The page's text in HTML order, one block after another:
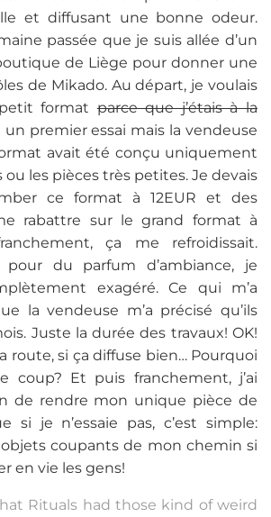
et diffusant une bonne odeur.
passée que je suis allée d’un
de Liège pour donner une
de Mikado. Au départ, je voulais
formatparce que j’étais à la
un premier essai mais la vendeuse
avait été conçu uniquement
les pièces très petites. Je devais
ce format à 12EUR et des
rabattre sur le grand format à
ça me refroidissait.
pour du parfum d’ambiance, je
exagéré. Ce qui m’a
la vendeuse m’a précisé qu’ils
Juste la durée des travaux! OK!
route, si ça diffuse bien… Pourquoi
coup? Et puis franchement, j’ai
de rendre mon unique pièce de
si je n’essaie pas, c’est simple:
coupants de mon chemin si
en vie les gens!
Rituals had those kind of weird